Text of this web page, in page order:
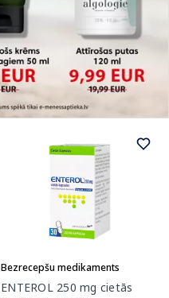
Bezrecepšu medikaments
ENTEROL 250 mg cietās